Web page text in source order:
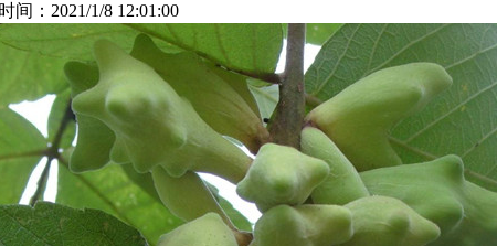
间：2021/1/8 12:01:00